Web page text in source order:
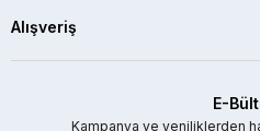
Alışveriş
E-
Kampanya ve yeniliklerden